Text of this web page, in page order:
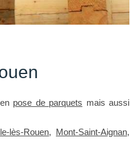
pose de parquets mais aussi
lès-Rouen, Mont-Saint-Aignan,